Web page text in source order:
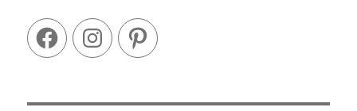
FacebookInstagramPinterest